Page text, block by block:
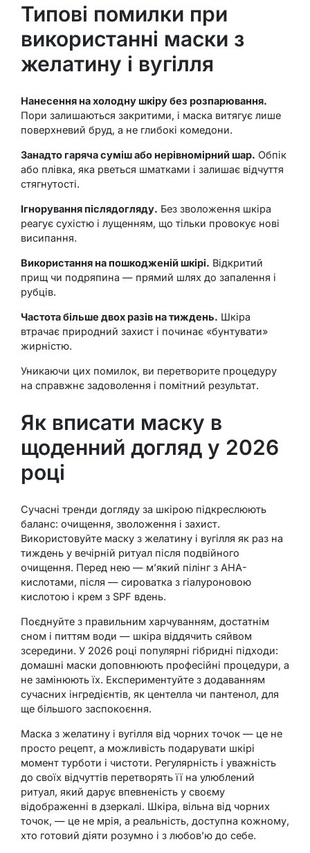
Типові помилки при
використанні маски з
желатину і вугілля
Нанесення на холодну шкіру без розпарювання.
Пори залишаються закритими, і маска витягує лише
поверхневий бруд, а не глибокі комедони.
Занадто гаряча суміш або нерівномірний шар. Обпік
або плівка, яка рветься шматками і залишає відчуття
стягнутості.
Ігнорування післядогляду. Без зволоження шкіра
реагує сухістю і лущенням, що тільки провокує нові
висипання.
Використання на пошкодженій шкірі. Відкритий
прищ чи подряпина — прямий шлях до запалення і
рубців.
Частота більше двох разів на тиждень. Шкіра
втрачає природний захист і починає «бунтувати»
жирністю.
Уникаючи цих помилок, ви перетворите процедуру
на справжнє задоволення і помітний результат.
Як вписати маску в
щоденний догляд у 2026
році
Сучасні тренди догляду за шкірою підкреслюють
баланс: очищення, зволоження і захист.
Використовуйте маску з желатину і вугілля як раз на
тиждень у вечірній ритуал після подвійного
очищення. Перед нею — м’який пілінг з AHA-
кислотами, після — сироватка з гіалуроновою
кислотою і крем з SPF вдень.
Поєднуйте з правильним харчуванням, достатнім
сном і питтям води — шкіра віддячить сяйвом
зсередини. У 2026 році популярні гібридні підходи:
домашні маски доповнюють професійні процедури, а
не замінюють їх. Експериментуйте з додаванням
сучасних інгредієнтів, як центелла чи пантенол, для
ще більшого заспокоєння.
Маска з желатину і вугілля від чорних точок — це не
просто рецепт, а можливість подарувати шкірі
момент турботи і чистоти. Регулярність і уважність
до своїх відчуттів перетворять її на улюблений
ритуал, який дарує впевненість у своєму
відображенні в дзеркалі. Шкіра, вільна від чорних
точок, — це не мрія, а реальність, доступна кожному,
хто готовий діяти розумно і з любов’ю до себе.